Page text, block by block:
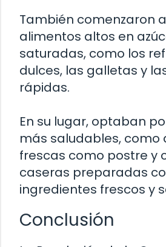
También comenzaron
alimentos altos en
saturadas, como los
dulces, las galletas y
rápidas.
En su lugar, optaban
más saludables, como
frescas como postre y
caseras preparadas
ingredientes frescos y
Conclusión